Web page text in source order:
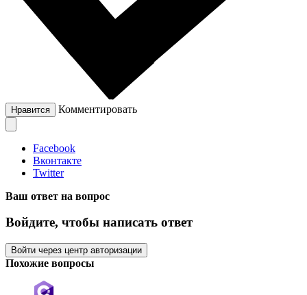
Нравится Комментировать
Facebook
Вконтакте
Twitter
Ваш ответ на вопрос
Войдите, чтобы написать ответ
Войти через центр авторизации
Похожие вопросы